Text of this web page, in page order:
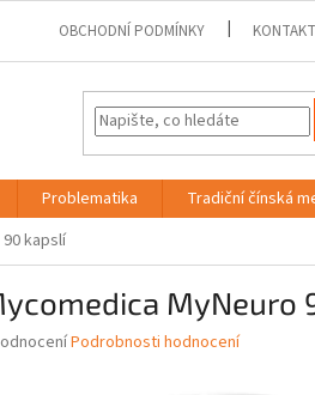
OBCHODNÍ PODMÍNKY
Problematika Tradiční čínská
kapslí
MyNeuro
Podrobnosti hodnocení